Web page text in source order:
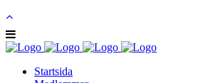
Startsida